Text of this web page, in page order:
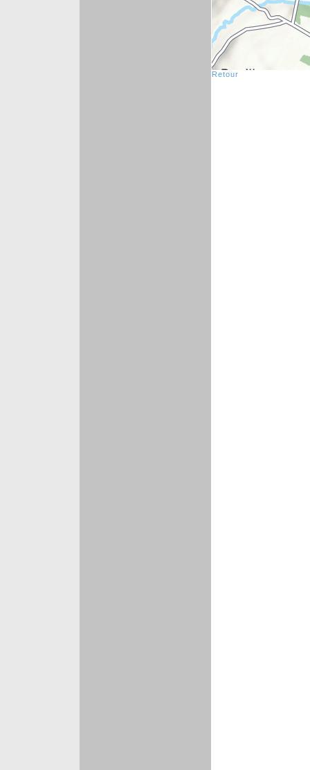
Retour